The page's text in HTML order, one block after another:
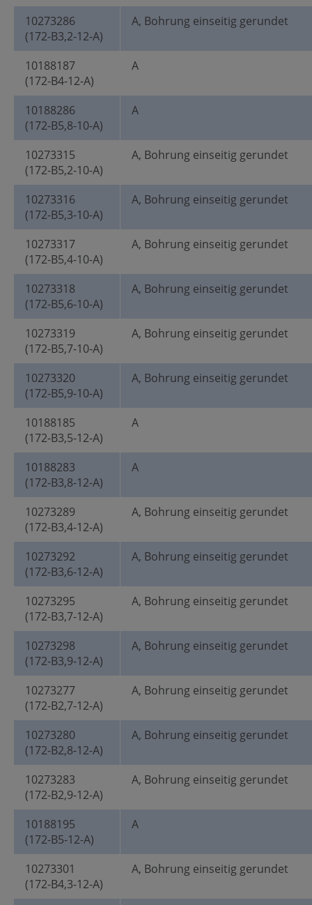
10273286
(172-B3,2-12-A)
A, Bohrung einseitig gerundet
10188187
(172-B4-12-A)
A
10188286
(172-B5,8-10-A)
A
10273315
(172-B5,2-10-A)
A, Bohrung einseitig gerundet
10273316
(172-B5,3-10-A)
A, Bohrung einseitig gerundet
10273317
(172-B5,4-10-A)
A, Bohrung einseitig gerundet
10273318
(172-B5,6-10-A)
A, Bohrung einseitig gerundet
10273319
(172-B5,7-10-A)
A, Bohrung einseitig gerundet
10273320
(172-B5,9-10-A)
A, Bohrung einseitig gerundet
10188185
(172-B3,5-12-A)
A
10188283
(172-B3,8-12-A)
A
10273289
(172-B3,4-12-A)
A, Bohrung einseitig gerundet
10273292
(172-B3,6-12-A)
A, Bohrung einseitig gerundet
10273295
(172-B3,7-12-A)
A, Bohrung einseitig gerundet
10273298
(172-B3,9-12-A)
A, Bohrung einseitig gerundet
10273277
(172-B2,7-12-A)
A, Bohrung einseitig gerundet
10273280
(172-B2,8-12-A)
A, Bohrung einseitig gerundet
10273283
(172-B2,9-12-A)
A, Bohrung einseitig gerundet
10188195
(172-B5-12-A)
A
10273301
(172-B4,3-12-A)
A, Bohrung einseitig gerundet